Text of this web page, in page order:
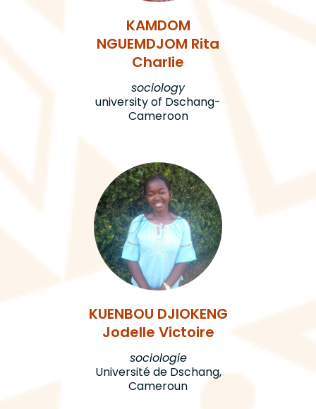
KAMDOM
NGUEMDJOM Rita
Charlie
sociology
university of Dschang-
Cameroon
KUENBOU DJIOKENG
Jodelle Victoire
sociologie
Université de Dschang,
Cameroun